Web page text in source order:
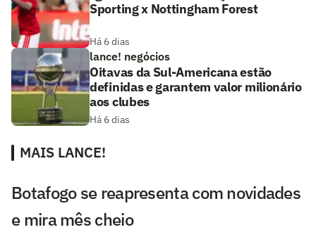
Sporting x Nottingham Forest
Há 6 dias
lance! negócios
Oitavas da Sul-Americana estão
definidas e garantem valor milionário
aos clubes
Há 6 dias
MAIS LANCE!
Botafogo se reapresenta com novidades
e mira mês cheio